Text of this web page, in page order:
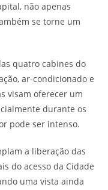
não apenas
se torne um
quatro cabines do
ar-condicionado e
visam oferecer um
durante os
pode ser intenso.
a liberação das
do acesso da Cidade
uma vista ainda